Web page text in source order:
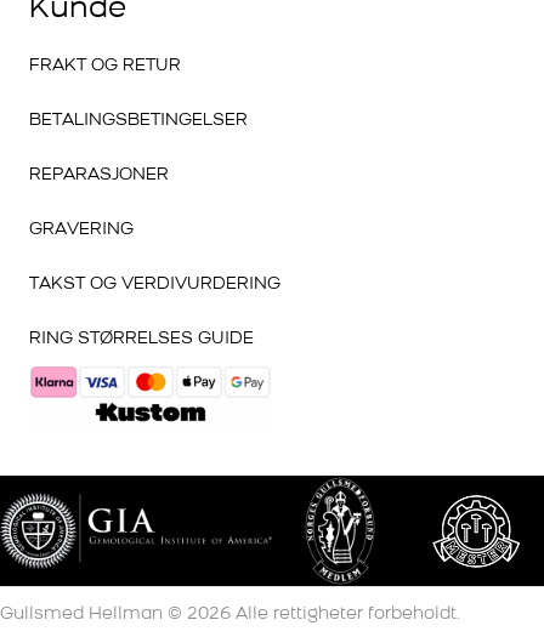
Kunde
FRAKT OG RETUR
BETALINGSBETINGELSER
REPARASJONER
GRAVERING
TAKST OG VERDIVURDERING
RING STØRRELSES GUIDE
Gullsmed Hellman © 2026 Alle rettigheter forbeholdt.